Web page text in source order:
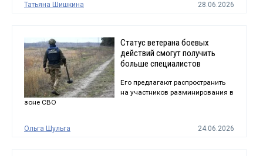
Татьяна Шишкина 28.06.2026
Статус ветерана боевых
действий смогут получить
больше специалистов
Его предлагают распространить
на участников разминирования в
зоне СВО
Ольга Шульга 24.06.2026